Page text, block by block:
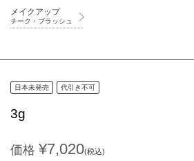
メイクアップ
チーク・ブラッシュ
日本未発売 代引き不可
3g
価格 ¥7,020(税込)